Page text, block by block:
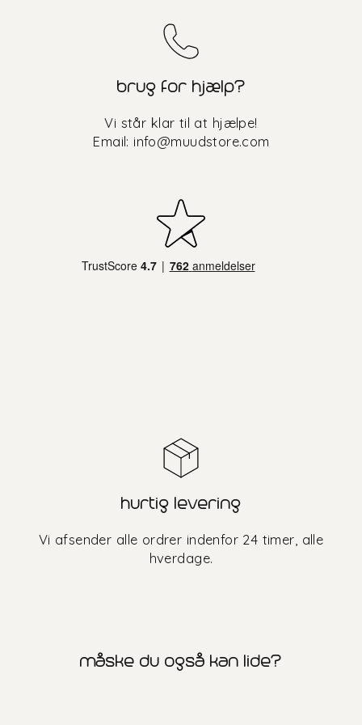
brug for hjælp?
Vi står klar til at hjælpe!
Email: info@muudstore.com
hurtig levering
Vi afsender alle ordrer indenfor 24 timer, alle
hverdage.
måske du også kan lide?